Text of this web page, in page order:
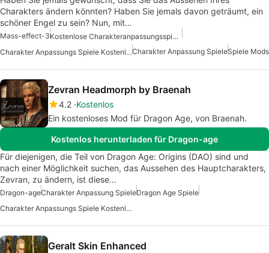
Charakters ändern könnten? Haben Sie jemals davon geträumt, ein
schöner Engel zu sein? Nun, mit…
Mass-effect-3
Kostenlose Charakteranpassungsspiele
Charakter Anpassungs Spiele KostenlosCharakter Anpassung SpieleSpiele Mods
Zevran Headmorph by Braenah
4.2 Kostenlos
Ein kostenloses Mod für Dragon Age, von Braenah.
Kostenlos herunterladen für Dragon-age
Für diejenigen, die Teil von Dragon Age: Origins (DAO) sind und
nach einer Möglichkeit suchen, das Aussehen des Hauptcharakters,
Zevran, zu ändern, ist diese…
Dragon-ageCharakter Anpassung SpieleDragon Age Spiele
Charakter Anpassungs Spiele Kostenlos
Geralt Skin Enhanced